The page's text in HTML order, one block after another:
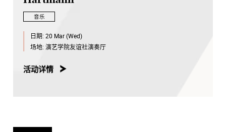
音乐
日期: 20 Mar (Wed)
场地: 演艺学院友谊社演奏厅
活动详情